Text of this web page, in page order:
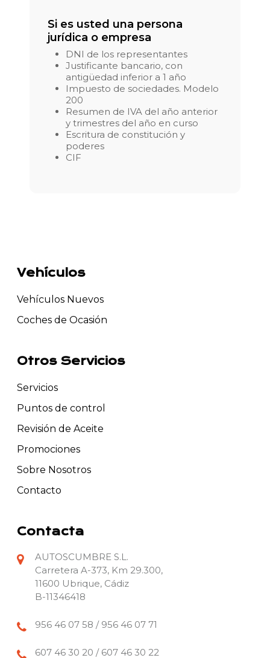
Si es usted una persona
jurídica o empresa
DNI de los representantes
Justificante bancario, con
antigüedad inferior a 1 año
Impuesto de sociedades. Modelo
200
Resumen de IVA del año anterior
y trimestres del año en curso
Escritura de constitución y
poderes
CIF
Vehículos
Vehículos Nuevos
Coches de Ocasión
Otros Servicios
Servicios
Puntos de control
Revisión de Aceite
Promociones
Sobre Nosotros
Contacto
Contacta
AUTOSCUMBRE S.L.
Carretera A-373, Km 29.300,
11600 Ubrique, Cádiz
B-11346418
956 46 07 58 / 956 46 07 71
607 46 30 20 / 607 46 30 22